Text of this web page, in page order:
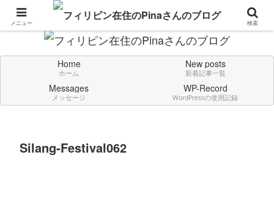
Don't think deeply. Feel always in English.
Home
ホーム
New posts
新着記事一覧
Messages
メッセージ
WP-Record
WordPressの使用記録
Silang-Festival062
メニュー 検索